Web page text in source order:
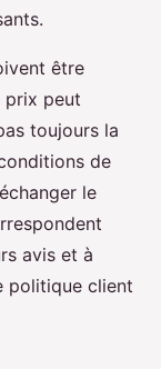
être
prix peut
toujours la
de
le
avis et à
politique client